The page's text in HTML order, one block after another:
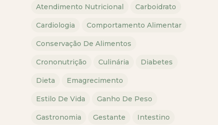
Atendimento Nutricional Carboidrato
Cardiologia Comportamento Alimentar
Conservação De Alimentos
Crononutrição Culinária Diabetes
Dieta Emagrecimento
Estilo De Vida Ganho De Peso
Gastronomia Gestante Intestino